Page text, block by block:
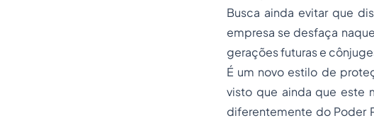
Busca ainda evitar que
empresa se desfaça
gerações futuras e
É um novo estilo de
visto que ainda que este
diferentemente do Poder